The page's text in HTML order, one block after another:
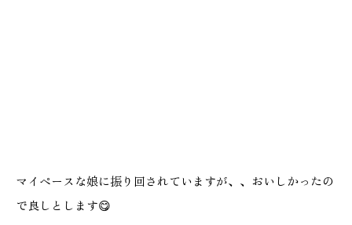
マイペースな娘に振り回されていますが、、おいしかったの
で良しとします😋